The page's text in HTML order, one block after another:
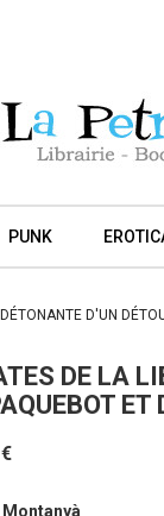
PUNK
D'UN
DE LA